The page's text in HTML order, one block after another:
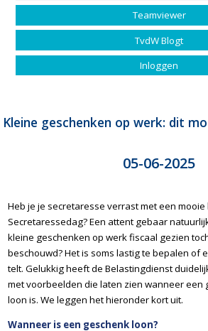
Teamviewer
TvdW Blogt
Inloggen
Kleine geschenken op werk: dit
05-06-2025
Heb je je secretaresse verrast met een
Secretaressedag? Een attent gebaar
kleine geschenken op werk fiscaal gezien
beschouwd? Het is soms lastig te bepalen of
telt. Gelukkig heeft de Belastingdienst
met voorbeelden die laten zien wanneer een
loon is. We leggen het hieronder kort uit.
Wanneer is een geschenk loon?